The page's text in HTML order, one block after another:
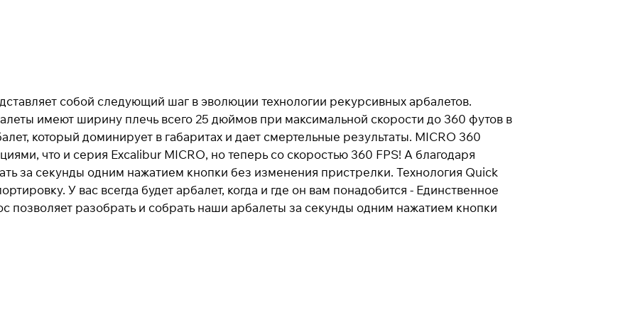
собой следующий шаг в эволюции технологии рекурсивных арбалетов.
имеют ширину плечь всего 25 дюймов при максимальной скорости до 360 футов в
который доминирует в габаритах и дает смертельные результаты. MICRO 360
что и серия Excalibur MICRO, но теперь со скоростью 360 FPS! А благодаря
за секунды одним нажатием кнопки без изменения пристрелки. Технология Quick
У вас всегда будет арбалет, когда и где он вам понадобится - Единственное
позволяет разобрать и собрать наши арбалеты за секунды одним нажатием кнопки
ПЛАЙТ
Оплачивайте сегодня только25% картой любого
банка